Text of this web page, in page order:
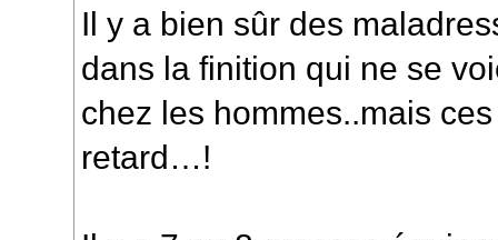
Il y a bien sûr des
dans la finition qui ne se
chez les hommes..mais
retard…!